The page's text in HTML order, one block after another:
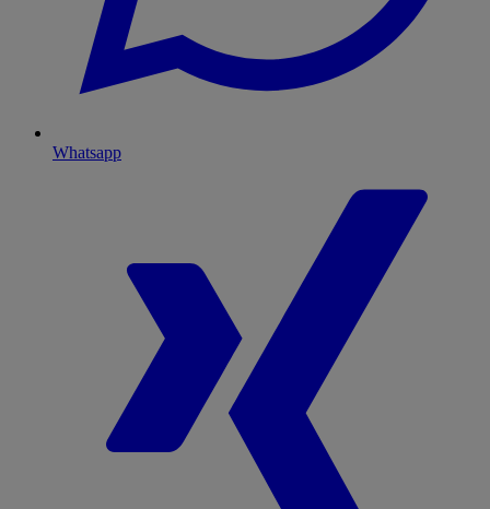
Whatsapp